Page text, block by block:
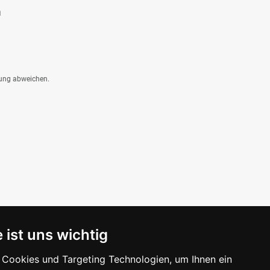
ist uns wichtig
und Targeting Technologien, um Ihnen ein
abweichen.